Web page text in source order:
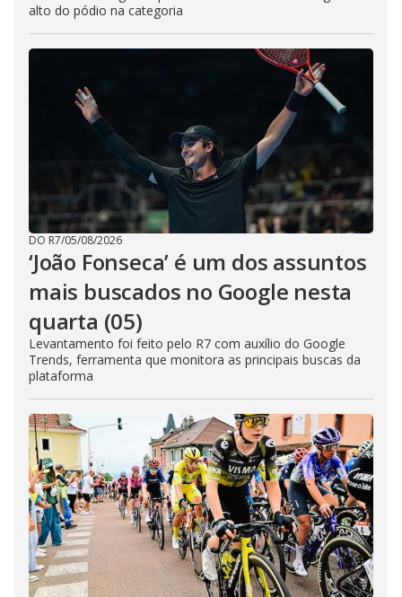
alto do pódio na categoria
DO R7/05/08/2026
‘João Fonseca’ é um dos assuntos
mais buscados no Google nesta
quarta (05)
Levantamento foi feito pelo R7 com auxílio do Google
Trends, ferramenta que monitora as principais buscas da
plataforma